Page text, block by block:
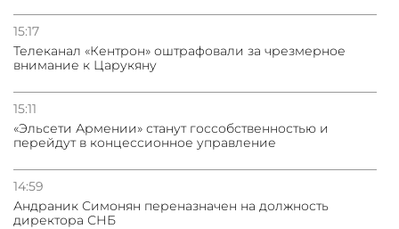
15:17
Телеканал «Кентрон» оштрафовали за чрезмерное
внимание к Царукяну
15:11
«Эльсети Армении» станут госсобственностью и
перейдут в концессионное управление
14:59
Андраник Симонян переназначен на должность
директора СНБ